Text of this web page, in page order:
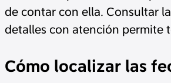
de contar con ella. Consultar
detalles con atención permite
Cómo localizar las